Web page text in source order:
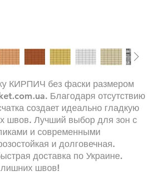
КИРПИЧ без фаски размером
Благодаря отсутствию
создает идеально гладкую
швов. Лучший выбор для зон с
и современными
и долговечная.
доставка по Украине.
швов!